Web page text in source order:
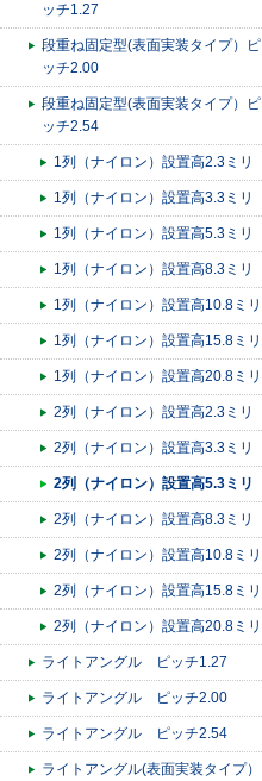
ッチ1.27
段重ね固定型(表面実装タイプ）ピ
ッチ2.00
段重ね固定型(表面実装タイプ）ピ
ッチ2.54
1列（ナイロン）設置高2.3ミリ
1列（ナイロン）設置高3.3ミリ
1列（ナイロン）設置高5.3ミリ
1列（ナイロン）設置高8.3ミリ
1列（ナイロン）設置高10.8ミリ
1列（ナイロン）設置高15.8ミリ
1列（ナイロン）設置高20.8ミリ
2列（ナイロン）設置高2.3ミリ
2列（ナイロン）設置高3.3ミリ
2列（ナイロン）設置高5.3ミリ
2列（ナイロン）設置高8.3ミリ
2列（ナイロン）設置高10.8ミリ
2列（ナイロン）設置高15.8ミリ
2列（ナイロン）設置高20.8ミリ
ライトアングル ピッチ1.27
ライトアングル ピッチ2.00
ライトアングル ピッチ2.54
ライトアングル(表面実装タイプ）